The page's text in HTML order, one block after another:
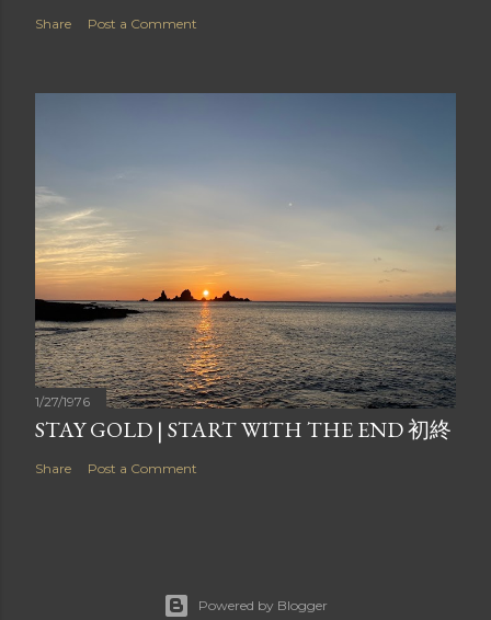
Share Post a Comment
1/27/1976
STAY GOLD | START WITH THE END 初終
Share Post a Comment
Powered by Blogger